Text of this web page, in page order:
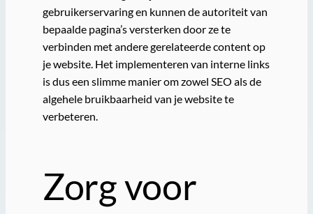
gebruikerservaring en kunnen de autoriteit van
bepaalde pagina’s versterken door ze te
verbinden met andere gerelateerde content op
je website. Het implementeren van interne links
is dus een slimme manier om zowel SEO als de
algehele bruikbaarheid van je website te
verbeteren.
Zorg voor